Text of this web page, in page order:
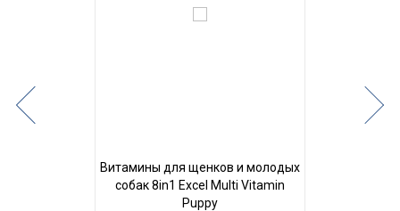
Витамины для щенков и молодых
собак 8in1 Excel Multi Vitamin
Puppy